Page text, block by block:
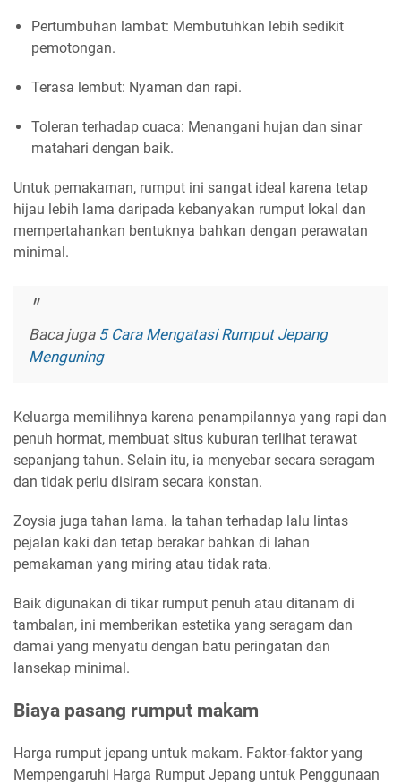
Pertumbuhan lambat: Membutuhkan lebih sedikit
pemotongan.
Terasa lembut: Nyaman dan rapi.
Toleran terhadap cuaca: Menangani hujan dan sinar
matahari dengan baik.
Untuk pemakaman, rumput ini sangat ideal karena tetap
hijau lebih lama daripada kebanyakan rumput lokal dan
mempertahankan bentuknya bahkan dengan perawatan
minimal.
Baca juga 5 Cara Mengatasi Rumput Jepang
Menguning
Keluarga memilihnya karena penampilannya yang rapi dan
penuh hormat, membuat situs kuburan terlihat terawat
sepanjang tahun. Selain itu, ia menyebar secara seragam
dan tidak perlu disiram secara konstan.
Zoysia juga tahan lama. Ia tahan terhadap lalu lintas
pejalan kaki dan tetap berakar bahkan di lahan
pemakaman yang miring atau tidak rata.
Baik digunakan di tikar rumput penuh atau ditanam di
tambalan, ini memberikan estetika yang seragam dan
damai yang menyatu dengan batu peringatan dan
lansekap minimal.
Biaya pasang rumput makam
Harga rumput jepang untuk makam. Faktor-faktor yang
Mempengaruhi Harga Rumput Jepang untuk Penggunaan